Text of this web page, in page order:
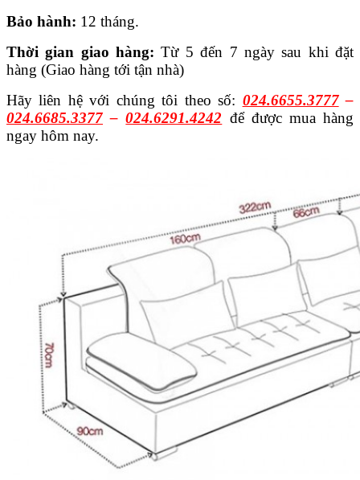
Bảo hành: 12 tháng.
Thời gian giao hàng: Từ 5 đến 7 ngày sau khi đặt
hàng (Giao hàng tới tận nhà)
Hãy liên hệ với chúng tôi theo số: 024.6655.3777–
024.6685.3377 –024.6291.4242 để được mua hàng
ngay hôm nay.